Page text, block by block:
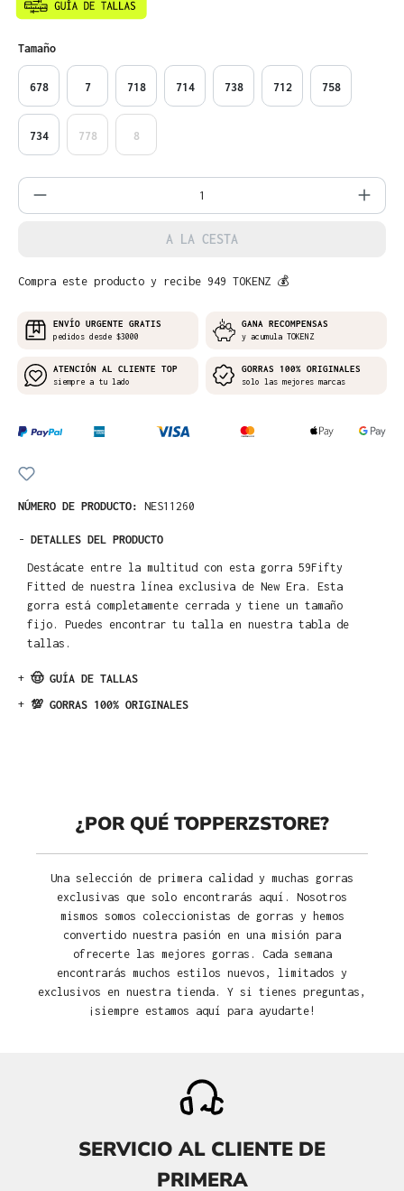
Seleccione
Tamaño
678 7 718 714 738 712 758
734 778 8
Cantidad del producto: introduce la
A LA CESTA
Compra este producto y recibe 949 TOKENZ 💰
ENVÍO URGENTE GRATIS
pedidos desde $3000
GANA RECOMPENSAS
y acumula TOKENZ
ATENCIÓN AL CLIENTE TOP
siempre a tu lado
GORRAS 100% ORIGINALES
solo las mejores marcas
NÚMERO DE PRODUCTO: NES11260
- DETALLES DEL PRODUCTO
Destácate entre la multitud con esta gorra 59Fifty
Fitted de nuestra línea exclusiva de New Era. Esta
gorra está completamente cerrada y tiene un tamaño
fijo. Puedes encontrar tu talla en nuestra tabla de
tallas.
+ 🤠 GUÍA DE TALLAS
+ 💯 GORRAS 100% ORIGINALES
¿POR QUÉ TOPPERZSTORE?
Una selección de primera calidad y muchas gorras
exclusivas que solo encontrarás aquí. Nosotros
mismos somos coleccionistas de gorras y hemos
convertido nuestra pasión en una misión para
ofrecerte las mejores gorras. Cada semana
encontrarás muchos estilos nuevos, limitados y
exclusivos en nuestra tienda. Y si tienes preguntas,
¡siempre estamos aquí para ayudarte!
SERVICIO AL CLIENTE DE
PRIMERA